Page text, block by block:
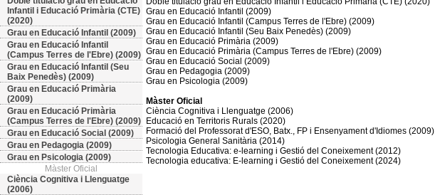
Infantil i Educació Primària (CTE)
(2020)
Grau en Educació Infantil (2009)
Grau en Educació Infantil
(Campus Terres de l'Ebre) (2009)
Grau en Educació Infantil (Seu
Baix Penedès) (2009)
Grau en Educació Primària
(2009)
Grau en Educació Primària
(Campus Terres de l'Ebre) (2009)
Grau en Educació Social (2009)
Grau en Pedagogia (2009)
Grau en Psicologia (2009)
Màster Oficial
Ciència Cognitiva i Llenguatge
(2006)
Grau en Educació Infantil (2009)
Grau en Educació Infantil (Campus Terres de l'Ebre) (2009)
Grau en Educació Infantil (Seu Baix Penedès) (2009)
Grau en Educació Primària (2009)
Grau en Educació Primària (Campus Terres de l'Ebre) (2009)
Grau en Educació Social (2009)
Grau en Pedagogia (2009)
Grau en Psicologia (2009)
Màster Oficial
Ciència Cognitiva i Llenguatge (2006)
Educació en Territoris Rurals (2020)
Formació del Professorat d'ESO, Batx., FP i Ensenyament d'Idiomes (2009)
Psicologia General Sanitària (2014)
Tecnologia Educativa: e-learning i Gestió del Coneixement (2012)
Tecnologia educativa: E-learning i Gestió del Coneixement (2024)